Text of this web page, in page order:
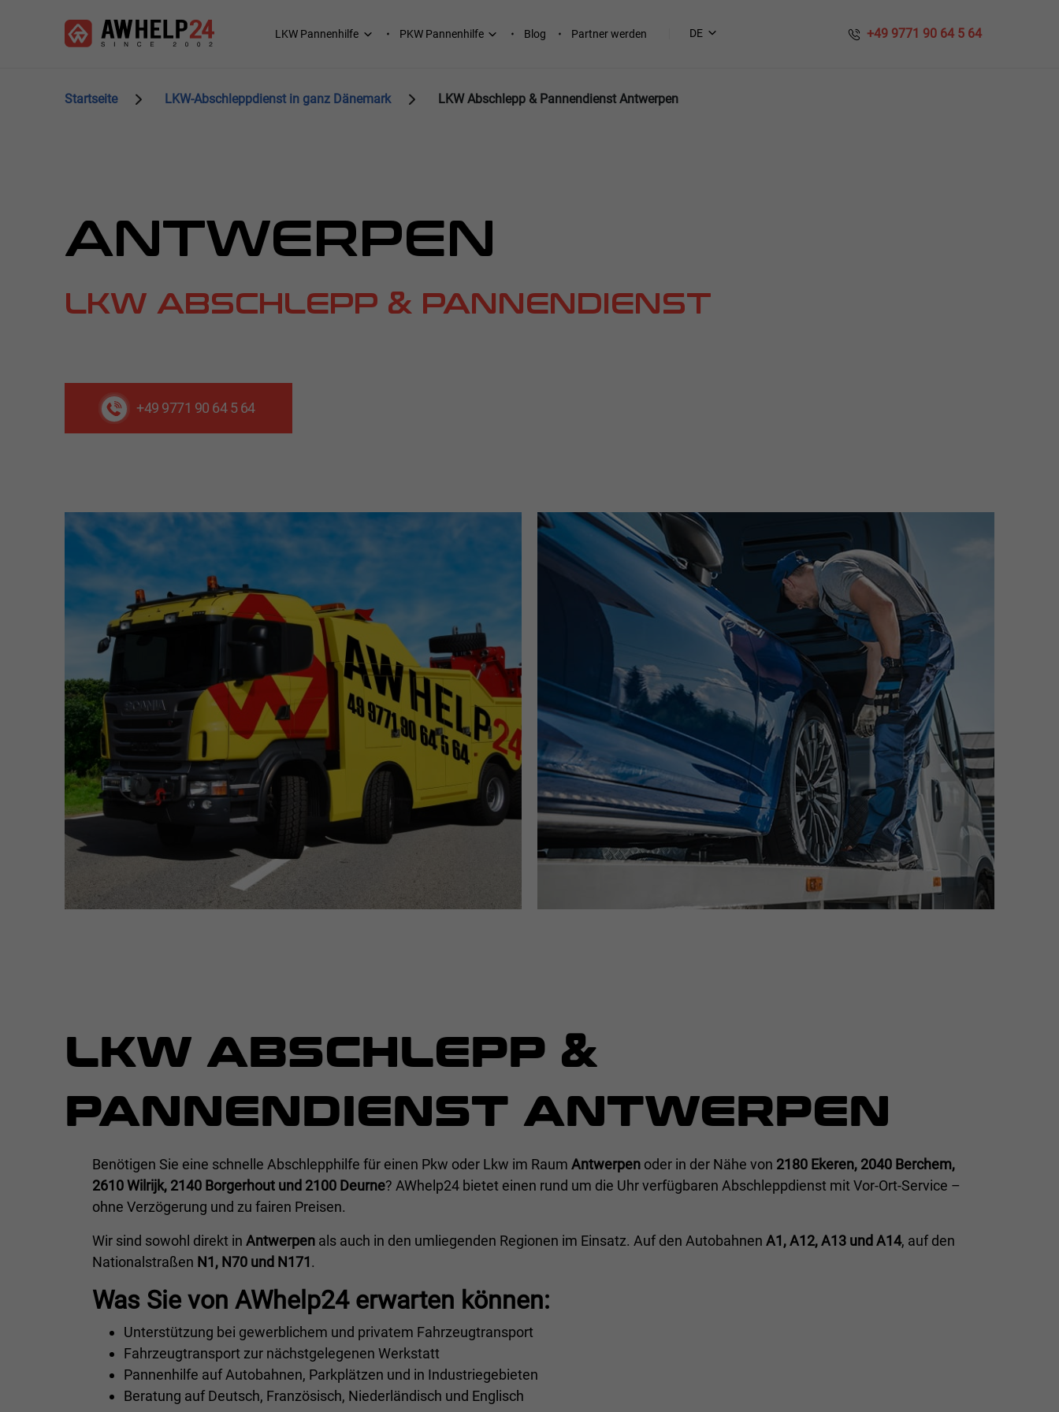
Main
LKW Pannenhilfe PKW Pannenhilfe Blog Partner werden DE ​​ +49 9771 90 64 5 64
Startseite LKW-Abschleppdienst in ganz Dänemark LKW Abschlepp & Pannendienst Antwerpen
ANTWERPEN
LKW ABSCHLEPP & PANNENDIENST
+49 9771 90 64 5 64
LKW ABSCHLEPP &
PANNENDIENST ANTWERPEN
Benötigen Sie eine schnelle Abschlepphilfe für einen Pkw oder Lkw im Raum Antwerpen oder in der Nähe von 2180 Ekeren, 2040 Berchem,
2610 Wilrijk, 2140 Borgerhout und 2100 Deurne? AWhelp24 bietet einen rund um die Uhr verfügbaren Abschleppdienst mit Vor-Ort-Service –
ohne Verzögerung und zu fairen Preisen.
Wir sind sowohl direkt in Antwerpen als auch in den umliegenden Regionen im Einsatz. Auf den Autobahnen A1, A12, A13 und A14, auf den
Nationalstraßen N1, N70 und N171.
Was Sie von AWhelp24 erwarten können:
Unterstützung bei gewerblichem und privatem Fahrzeugtransport
Fahrzeugtransport zur nächstgelegenen Werkstatt
Pannenhilfe auf Autobahnen, Parkplätzen und in Industriegebieten
Beratung auf Deutsch, Französisch, Niederländisch und Englisch